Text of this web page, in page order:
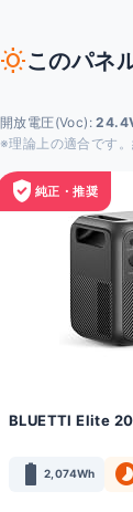
wb_sunnyこのパネ
開放電圧(Voc):
※理論上の適合です
verified_user 純正・推奨
BLUETTI Elite
battery_full 2,074Wh